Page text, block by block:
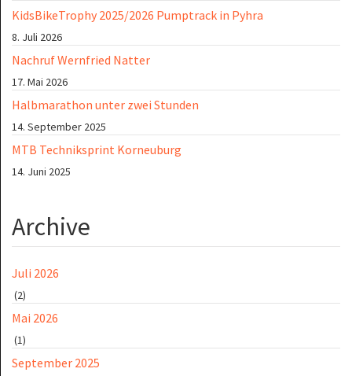
KidsBikeTrophy 2025/2026 Pumptrack in Pyhra
8. Juli 2026
Nachruf Wernfried Natter
17. Mai 2026
Halbmarathon unter zwei Stunden
14. September 2025
MTB Techniksprint Korneuburg
14. Juni 2025
Archive
Juli 2026
(2)
Mai 2026
(1)
September 2025